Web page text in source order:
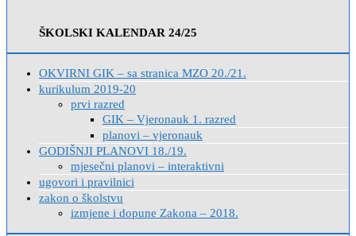
ŠKOLSKI KALENDAR 24/25
OKVIRNI GIK – sa stranica MZO 20./21.
kurikulum 2019-20
prvi razred
GIK – Vjeronauk 1. razred
planovi – vjeronauk
GODIŠNJI PLANOVI 18./19.
mjesečni planovi – interaktivni
ugovori i pravilnici
zakon o školstvu
izmjene i dopune Zakona – 2018.